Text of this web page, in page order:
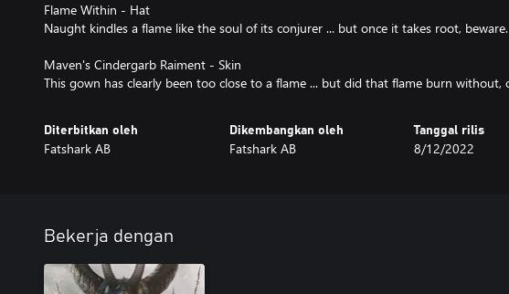
Flame Within - Hat
Naught kindles a flame like the soul of its conjurer ... but once it takes root, beware.
Maven's Cindergarb Raiment - Skin
Diterbitkan oleh
Fatshark AB
Dikembangkan oleh
Fatshark AB
Tanggal rilis
8/12/2022
Bekerja dengan